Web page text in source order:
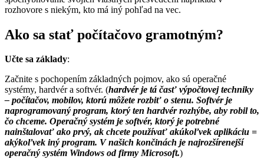
rozhovore s niekým, kto má iný pohľad na vec.
Ako sa stať počítačovo gramotným?
Učte sa základy:
Začnite s pochopením základných pojmov, ako sú operačné
systémy, hardvér a softvér. (hardvér je tá časť výpočtovej techniky
– počítačov, mobilov, ktorú môžete rozbiť o stenu. Softvér je
naprogramovaný program, ktorý ten hardvér rozhýbe, aby robil to,
čo chceme. Operačný systém je softvér, ktorý je potrebné
nainštalovať ako prvý, ak chcete používať akúkoľvek aplikáciu =
akýkoľvek iný program. V našich končinách je najrozšírenejší
operačný systém Windows od firmy Microsoft.)